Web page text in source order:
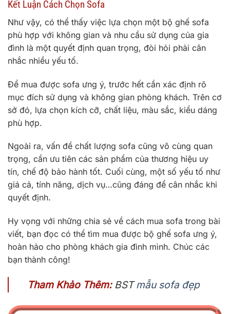
Kết Luận Cách Chọn Sofa
Như vậy, có thể thấy việc lựa chọn một bộ ghế sofa
phù hợp với không gian và nhu cầu sử dụng của gia
đình là một quyết định quan trọng, đòi hỏi phải cân
nhắc nhiều yếu tố.
Để mua được sofa ưng ý, trước hết cần xác định rõ
mục đích sử dụng và không gian phòng khách. Trên cơ
sở đó, lựa chọn kích cỡ, chất liệu, màu sắc, kiểu dáng
phù hợp.
Ngoài ra, vấn đề chất lượng sofa cũng vô cùng quan
trọng, cần ưu tiên các sản phẩm của thương hiệu uy
tín, chế độ bảo hành tốt. Cuối cùng, một số yếu tố như
giá cả, tính năng, dịch vụ…cũng đáng để cân nhắc khi
quyết định.
Hy vọng với những chia sẻ về cách mua sofa trong bài
viết, bạn đọc có thể tìm mua được bộ ghế sofa ưng ý,
hoàn hảo cho phòng khách gia đình mình. Chúc các
bạn thành công!
Tham Khảo Thêm:BSTmẫu sofa đẹp